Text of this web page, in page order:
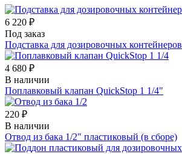
6 220 ₽
Под заказ
Подставка для дозировочных контейнеров
4 680 ₽
В наличии
Поплавковый клапан QuickStop 1 1/4"
220 ₽
В наличии
Отвод из бака 1/2" пластиковый (в сборе)